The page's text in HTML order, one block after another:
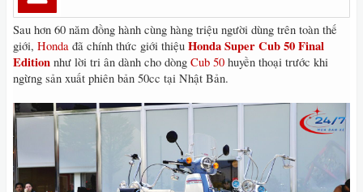
Sau hơn 60 năm đồng hành cùng hàng triệu người dùng trên toàn thế
giới, Honda đã chính thức giới thiệu Honda Super Cub 50 Final
Edition như lời tri ân dành cho dòng Cub 50 huyền thoại trước khi
ngừng sản xuất phiên bản 50cc tại Nhật Bản.